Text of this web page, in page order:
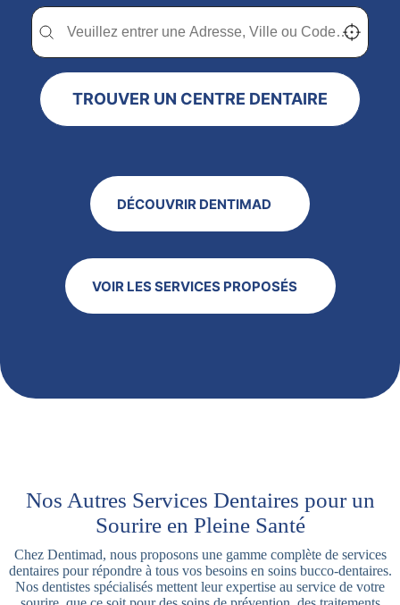
Trouver un centre dentaire Dentimad près de
Trouver un centre dentaire Dentimad près de chez vous Localisez-
TROUVER UN CENTRE DENTAIRE
DÉCOUVRIR DENTIMAD
VOIR LES SERVICES PROPOSÉS
Nos Autres Services Dentaires pour un
Sourire en Pleine Santé
Chez Dentimad, nous proposons une gamme complète de services
dentaires pour répondre à tous vos besoins en soins bucco-dentaires.
Nos dentistes spécialisés mettent leur expertise au service de votre